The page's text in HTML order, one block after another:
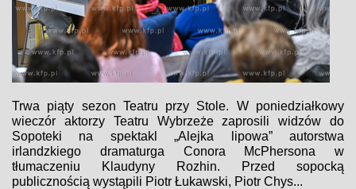
Trwa piąty sezon Teatru przy Stole. W poniedziałkowy
wieczór aktorzy Teatru Wybrzeże zaprosili widzów do
Sopoteki na spektakl „Alejka lipowa” autorstwa
irlandzkiego dramaturga Conora McPhersona w
tłumaczeniu Klaudyny Rozhin. Przed sopocką
publicznością wystąpili Piotr Łukawski, Piotr Chys...